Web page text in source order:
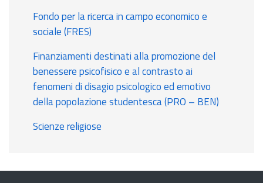
Fondo per la ricerca in campo economico e
sociale (FRES)
Finanziamenti destinati alla promozione del
benessere psicofisico e al contrasto ai
fenomeni di disagio psicologico ed emotivo
della popolazione studentesca (PRO – BEN)
Scienze religiose